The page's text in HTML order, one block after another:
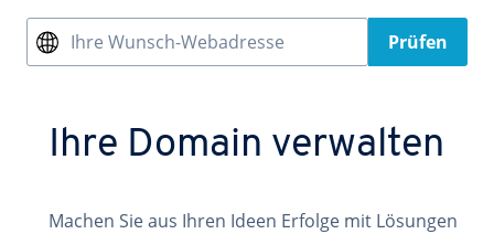
Ihre Wunsch-Webadresse Prüfen
Ihre Domain verwalten
Machen Sie aus Ihren Ideen Erfolge mit Lösungen